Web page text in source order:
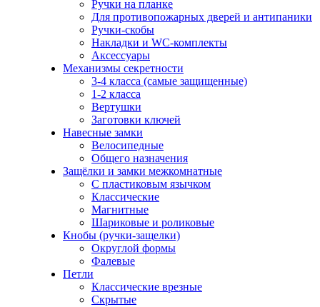
Ручки на планке
Для противопожарных дверей и антипаники
Ручки-скобы
Накладки и WC-комплекты
Аксессуары
Механизмы секретности
3-4 класса (самые защищенные)
1-2 класса
Вертушки
Заготовки ключей
Навесные замки
Велосипедные
Общего назначения
Защёлки и замки межкомнатные
С пластиковым язычком
Классические
Магнитные
Шариковые и роликовые
Кнобы (ручки-защелки)
Округлой формы
Фалевые
Петли
Классические врезные
Скрытые